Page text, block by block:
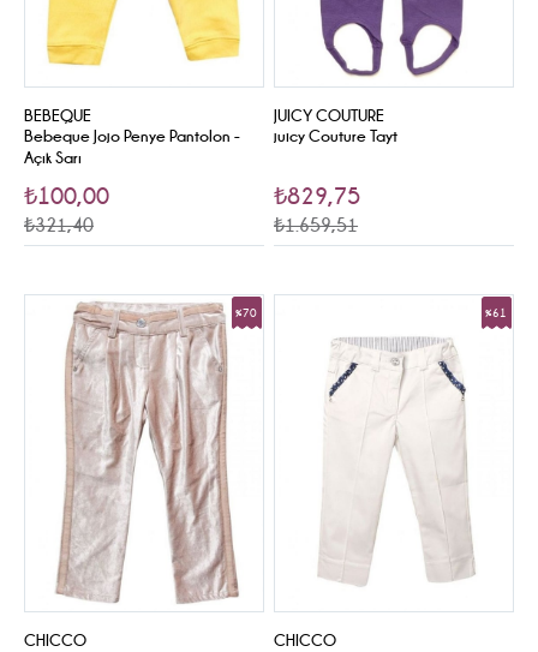
BEBEQUE
Bebeque Jojo Penye Pantolon -
Açık Sarı
₺100,00
₺321,40
JUICY COUTURE
juicy Couture Tayt
₺829,75
₺1.659,51
CHICCO
%70
CHICCO
%61